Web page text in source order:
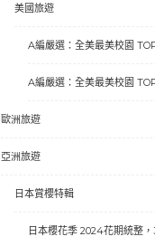
美國旅遊
A編嚴選：全美最美校園
A編嚴選：全美最美校園
歐洲旅遊
亞洲旅遊
日本賞櫻特輯
日本櫻花季 2024花期統整